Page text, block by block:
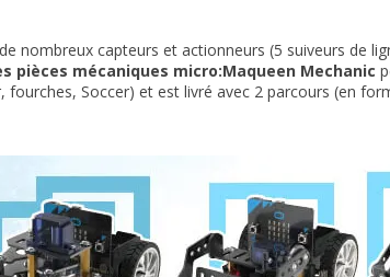
nombreux capteurs et actionneurs (5 suiveurs de
pièces mécaniques micro:Maqueen Mechanic
fourches, Soccer) et est livré avec 2 parcours (en